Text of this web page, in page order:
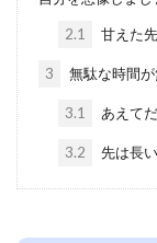
2.1 甘えた
3 無駄な時間
3.1 あえて
3.2 先は長